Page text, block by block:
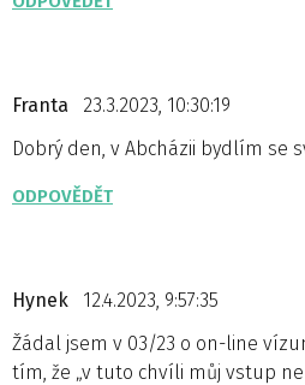
Franta
23.3.2023, 10:30:19
Dobrý den, v Abcházii bydlím se
ODPOVĚDĚT
Hynek
12.4.2023, 9:57:35
Žádal jsem v 03/23 o on-line
tím, že „v tuto chvíli můj vstup